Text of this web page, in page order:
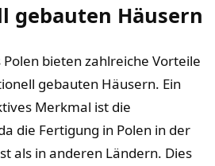
gebauten Häusern
bieten zahlreiche Vorteile⁢
gebauten ⁣Häusern. Ein
Merkmal ist die
die Fertigung in⁣ Polen in der
als in anderen Ländern. Dies